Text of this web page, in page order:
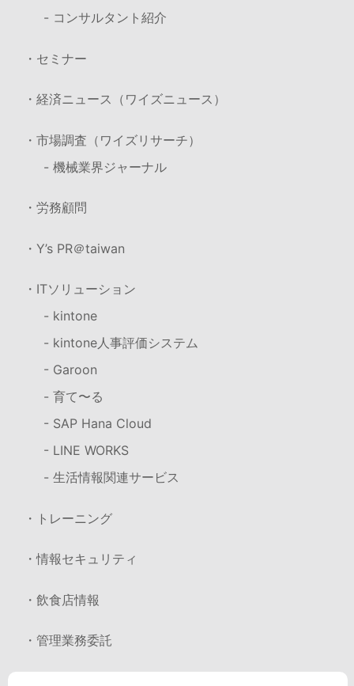
- コンサルタント紹介
・セミナー
・経済ニュース（ワイズニュース）
・市場調査（ワイズリサーチ）
- 機械業界ジャーナル
・労務顧問
・Y’s PR＠taiwan
・ITソリューション
- kintone
- kintone人事評価システム
- Garoon
- 育て〜る
- SAP Hana Cloud
- LINE WORKS
- 生活情報関連サービス
・トレーニング
・情報セキュリティ
・飲食店情報
・管理業務委託